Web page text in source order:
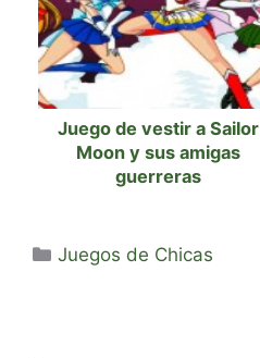
Juego de vestir a Sailor
Moon y sus amigas
guerreras
Categorías
Juegos de Chicas